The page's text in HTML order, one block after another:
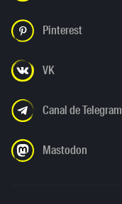
Pinterest
VK
Canal de Telegram
Mastodon